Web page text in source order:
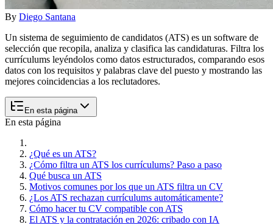
By Diego Santana
Un sistema de seguimiento de candidatos (ATS) es un software de
selección que recopila, analiza y clasifica las candidaturas. Filtra los
currículums leyéndolos como datos estructurados, comparando esos
datos con los requisitos y palabras clave del puesto y mostrando las
mejores coincidencias a los reclutadores.
En esta página
En esta página
¿Qué es un ATS?
¿Cómo filtra un ATS los currículums? Paso a paso
Qué busca un ATS
Motivos comunes por los que un ATS filtra un CV
¿Los ATS rechazan currículums automáticamente?
Cómo hacer tu CV compatible con ATS
El ATS y la contratación en 2026: cribado con IA